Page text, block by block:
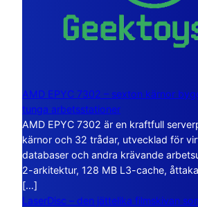
AMD EPYC 7302 – sexton kärnor
tunga arbetsstationer
AMD EPYC 7302 är en kraftfull
kärnor och 32 trådar, utvecklad för
databaser och andra krävande
2-arkitektur, 128 MB L3-cache,
[…]
LaserDisc – den jättelika filmskivan